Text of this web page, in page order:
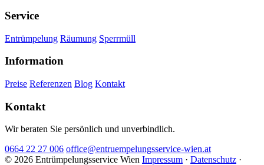
Service
Entrümpelung Räumung Sperrmüll
Information
Preise Referenzen Blog Kontakt
Kontakt
Wir beraten Sie persönlich und unverbindlich.
0664 22 27 006 office@entruempelungsservice-wien.at
© 2026 Entrümpelungsservice Wien Impressum · Datenschutz ·